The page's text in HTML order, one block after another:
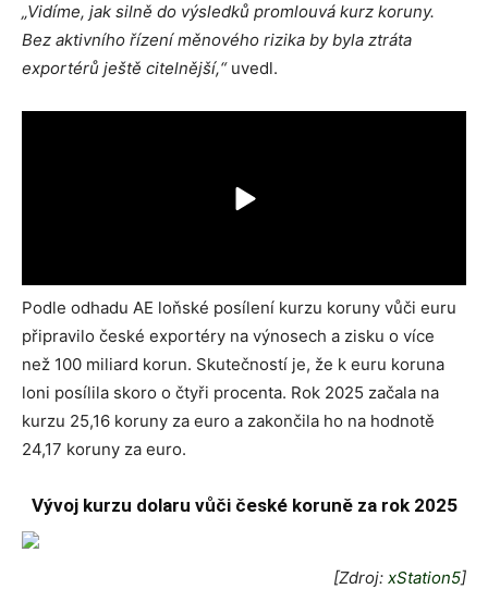
„Vidíme, jak silně do výsledků promlouvá kurz koruny.
Bez aktivního řízení měnového rizika by byla ztráta
exportérů ještě citelnější,“uvedl.
Podle odhadu AE loňské posílení kurzu koruny vůči euru
připravilo české exportéry na výnosech a zisku o více
než 100 miliard korun. Skutečností je, že k euru koruna
loni posílila skoro o čtyři procenta. Rok 2025 začala na
kurzu 25,16 koruny za euro a zakončila ho na hodnotě
24,17 koruny za euro.
Vývoj kurzu dolaru vůči české koruně za rok 2025
[Zdroj: xStation5]